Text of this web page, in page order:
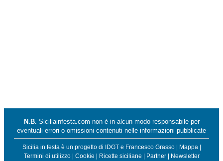
N.B. Siciliainfesta.com non è in alcun modo responsabile per
eventuali errori o omissioni contenuti nelle informazioni pubblicate
Sicilia in festa è un progetto di IDGTe Francesco Grasso| Mappa|
Termini di utilizzo| Cookie Ricette siciliane Partner| Newsletter